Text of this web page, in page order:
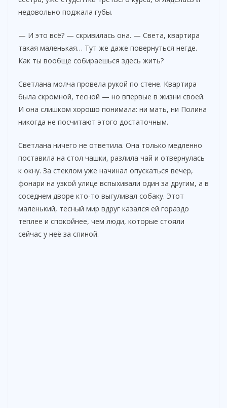
недовольно поджала губы.
— И это всё? — скривилась она. — Света, квартира
такая маленькая… Тут же даже повернуться негде.
Как ты вообще собираешься здесь жить?
Светлана молча провела рукой по стене. Квартира
была скромной, тесной — но впервые в жизни своей.
И она слишком хорошо понимала: ни мать, ни Полина
никогда не посчитают этого достаточным.
Светлана ничего не ответила. Она только медленно
поставила на стол чашки, разлила чай и отвернулась
к окну. За стеклом уже начинал опускаться вечер,
фонари на узкой улице вспыхивали один за другим, а в
соседнем дворе кто-то выгуливал собаку. Этот
маленький, тесный мир вдруг казался ей гораздо
теплее и спокойнее, чем люди, которые стояли
сейчас у неё за спиной.